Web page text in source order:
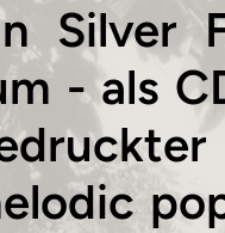
Silver
- als